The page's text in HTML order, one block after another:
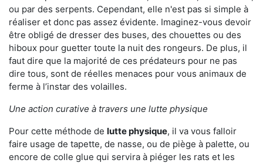
ou par des serpents. Cependant, elle n'est pas si simple à
réaliser et donc pas assez évidente. Imaginez-vous devoir
être obligé de dresser des buses, des chouettes ou des
hiboux pour guetter toute la nuit des rongeurs. De plus, il
faut dire que la majorité de ces prédateurs pour ne pas
dire tous, sont de réelles menaces pour vous animaux de
ferme à l’instar des volailles.
Une action curative à travers une lutte physique
Pour cette méthode de lutte physique, il va vous falloir
faire usage de tapette, de nasse, ou de piège à palette, ou
encore de colle glue qui servira à piéger les rats et les